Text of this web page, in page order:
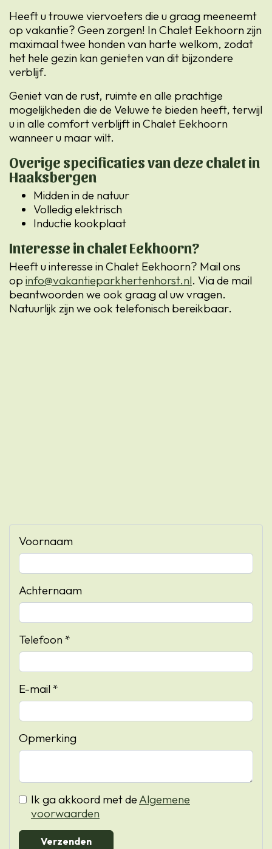
Heeft u trouwe viervoeters die u graag meeneemt
op vakantie? Geen zorgen! In Chalet Eekhoorn zijn
maximaal twee honden van harte welkom, zodat
het hele gezin kan genieten van dit bijzondere
verblijf.
Geniet van de rust, ruimte en alle prachtige
mogelijkheden die de Veluwe te bieden heeft, terwijl
u in alle comfort verblijft in Chalet Eekhoorn
wanneer u maar wilt.
Overige specificaties van deze chalet in
Haaksbergen
Midden in de natuur
Volledig elektrisch
Inductie kookplaat
Interesse in chalet Eekhoorn?
Heeft u interesse in Chalet Eekhoorn? Mail ons
op info@vakantieparkhertenhorst.nl. Via de mail
beantwoorden we ook graag al uw vragen.
Natuurlijk zijn we ook telefonisch bereikbaar.
Voornaam
Achternaam
Telefoon *
E-mail *
Opmerking
Ik ga akkoord met deAlgemene
voorwaarden
Verzenden